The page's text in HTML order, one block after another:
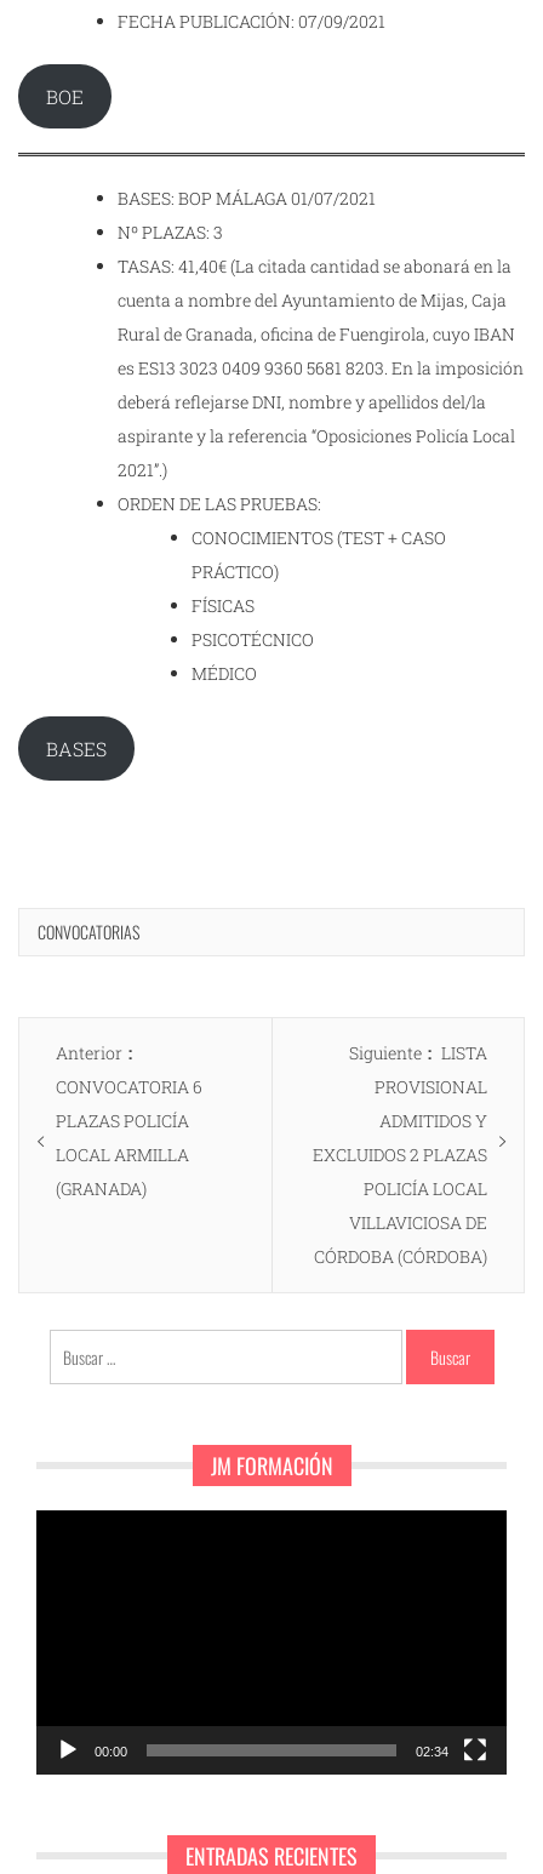
FECHA PUBLICACIÓN: 07/09/2021
BOE
BASES: BOP MÁLAGA 01/07/2021
Nº PLAZAS: 3
TASAS: 41,40€ (La citada cantidad se abonará en la
cuenta a nombre del Ayuntamiento de Mijas, Caja
Rural de Granada, oficina de Fuengirola, cuyo IBAN
es ES13 3023 0409 9360 5681 8203. En la imposición
deberá reflejarse DNI, nombre y apellidos del/la
aspirante y la referencia “Oposiciones Policía Local
2021”.)
ORDEN DE LAS PRUEBAS:
CONOCIMIENTOS (TEST + CASO
PRÁCTICO)
FÍSICAS
PSICOTÉCNICO
MÉDICO
BASES
CONVOCATORIAS
Navegación
entradas
Anterior
anterior:
CONVOCATORIA 6
PLAZAS POLICÍA
LOCAL ARMILLA
(GRANADA)
Siguiente
Entrada
siguiente:
LISTA
PROVISIONAL
ADMITIDOS Y
EXCLUIDOS 2 PLAZAS
POLICÍA LOCAL
VILLAVICIOSA DE
CÓRDOBA (CÓRDOBA)
Buscar:
JM FORMACIÓN
00:00 02:34
ENTRADAS RECIENTES